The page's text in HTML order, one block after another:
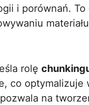
i porównań.
rolę
co optymalizuje
na